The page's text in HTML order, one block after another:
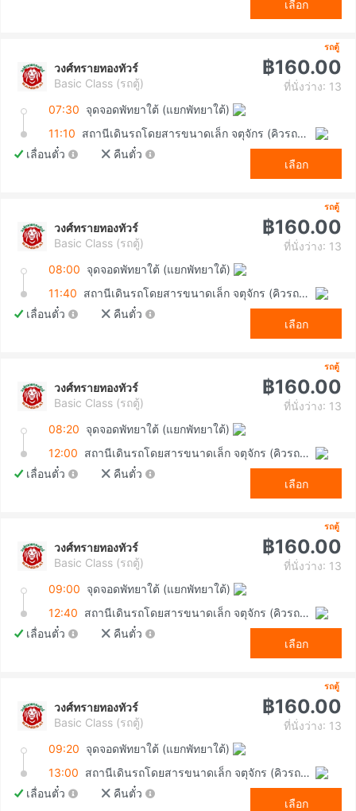
เลือก
รถตู้
วงศ์ทรายทองทัวร์
Basic Class (รถตู้)
฿160.00
ที่นั่งว่าง: 13
07:30 จุดจอดพัทยาใต้ (แยกพัทยาใต้)
11:10
สถานีเดินรถโดยสารขนาดเล็ก จตุจักร (คิวรถตู้หมอชิต 2)
เลื่อนตั๋ว
คืนตั๋ว
เลือก
รถตู้
วงศ์ทรายทองทัวร์
Basic Class (รถตู้)
฿160.00
ที่นั่งว่าง: 13
08:00 จุดจอดพัทยาใต้ (แยกพัทยาใต้)
11:40
สถานีเดินรถโดยสารขนาดเล็ก จตุจักร (คิวรถตู้หมอชิต 2)
เลื่อนตั๋ว
คืนตั๋ว
เลือก
รถตู้
วงศ์ทรายทองทัวร์
Basic Class (รถตู้)
฿160.00
ที่นั่งว่าง: 13
08:20 จุดจอดพัทยาใต้ (แยกพัทยาใต้)
12:00
สถานีเดินรถโดยสารขนาดเล็ก จตุจักร (คิวรถตู้หมอชิต 2)
เลื่อนตั๋ว
คืนตั๋ว
เลือก
รถตู้
วงศ์ทรายทองทัวร์
Basic Class (รถตู้)
฿160.00
ที่นั่งว่าง: 13
09:00 จุดจอดพัทยาใต้ (แยกพัทยาใต้)
12:40
สถานีเดินรถโดยสารขนาดเล็ก จตุจักร (คิวรถตู้หมอชิต 2)
เลื่อนตั๋ว
คืนตั๋ว
เลือก
รถตู้
วงศ์ทรายทองทัวร์
Basic Class (รถตู้)
฿160.00
ที่นั่งว่าง: 13
09:20 จุดจอดพัทยาใต้ (แยกพัทยาใต้)
13:00
สถานีเดินรถโดยสารขนาดเล็ก จตุจักร (คิวรถตู้หมอชิต 2)
เลื่อนตั๋ว
คืนตั๋ว
เลือก